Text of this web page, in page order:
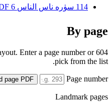
114 سۈرە ناس الناس 6
↓
By page
Enter a page number or
pick from the list.
Page number
page PDF
Landmark pages